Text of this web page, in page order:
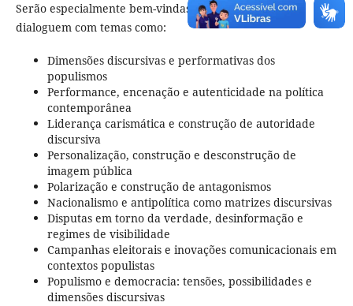
Serão especialmente bem-vindas contribuições que
dialoguem com temas como:
Dimensões discursivas e performativas dos
populismos
Performance, encenação e autenticidade na política
contemporânea
Liderança carismática e construção de autoridade
discursiva
Personalização, construção e desconstrução de
imagem pública
Polarização e construção de antagonismos
Nacionalismo e antipolítica como matrizes discursivas
Disputas em torno da verdade, desinformação e
regimes de visibilidade
Campanhas eleitorais e inovações comunicacionais em
contextos populistas
Populismo e democracia: tensões, possibilidades e
dimensões discursivas